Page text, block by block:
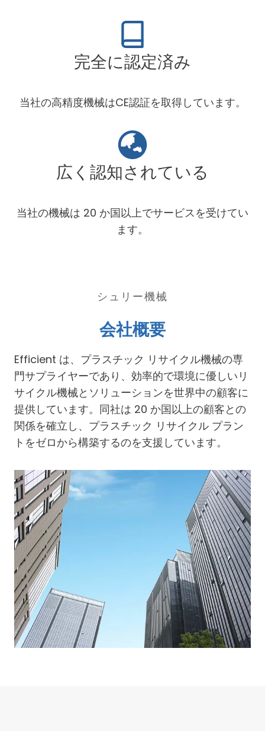
完全に認定済み
当社の高精度機械はCE認証を取得しています。
広く認知されている
当社の機械は 20 か国以上でサービスを受けてい
ます。
シュリー機械
会社概要
Efficient は、プラスチック リサイクル機械の専
門サプライヤーであり、効率的で環境に優しいリ
サイクル機械とソリューションを世界中の顧客に
提供しています。同社は 20 か国以上の顧客との
関係を確立し、プラスチック リサイクル プラン
トをゼロから構築するのを支援しています。